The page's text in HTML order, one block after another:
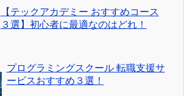
【テックアカデミー おすすめコース
３選】初心者に最適なのはどれ！
プログラミングスクール 転職支援サ
ービスおすすめ３選！